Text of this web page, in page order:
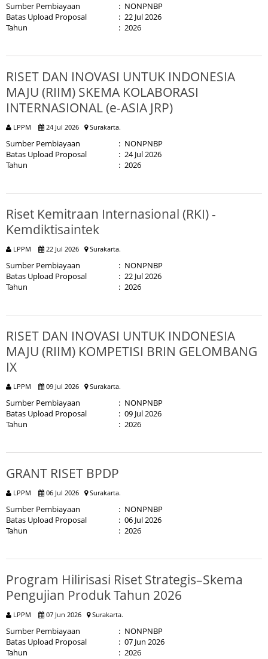
Sumber Pembiayaan : NONPNBP
Batas Upload Proposal
: 22 Jul 2026
Tahun
: 2026
RISET DAN INOVASI UNTUK INDONESIA
MAJU (RIIM) SKEMA KOLABORASI
INTERNASIONAL (e-ASIA JRP)
LPPM 24 Jul 2026 Surakarta.
Sumber Pembiayaan : NONPNBP
Batas Upload Proposal
: 24 Jul 2026
Tahun
: 2026
Riset Kemitraan Internasional (RKI) -
Kemdiktisaintek
LPPM 22 Jul 2026 Surakarta.
Sumber Pembiayaan : NONPNBP
Batas Upload Proposal
: 22 Jul 2026
Tahun
: 2026
RISET DAN INOVASI UNTUK INDONESIA
MAJU (RIIM) KOMPETISI BRIN GELOMBANG
IX
LPPM 09 Jul 2026 Surakarta.
Sumber Pembiayaan : NONPNBP
Batas Upload Proposal
: 09 Jul 2026
Tahun
: 2026
GRANT RISET BPDP
LPPM 06 Jul 2026 Surakarta.
Sumber Pembiayaan : NONPNBP
Batas Upload Proposal
: 06 Jul 2026
Tahun
: 2026
Program Hilirisasi Riset Strategis–Skema
Pengujian Produk Tahun 2026
LPPM 07 Jun 2026 Surakarta.
Sumber Pembiayaan : NONPNBP
Batas Upload Proposal
: 07 Jun 2026
Tahun
: 2026